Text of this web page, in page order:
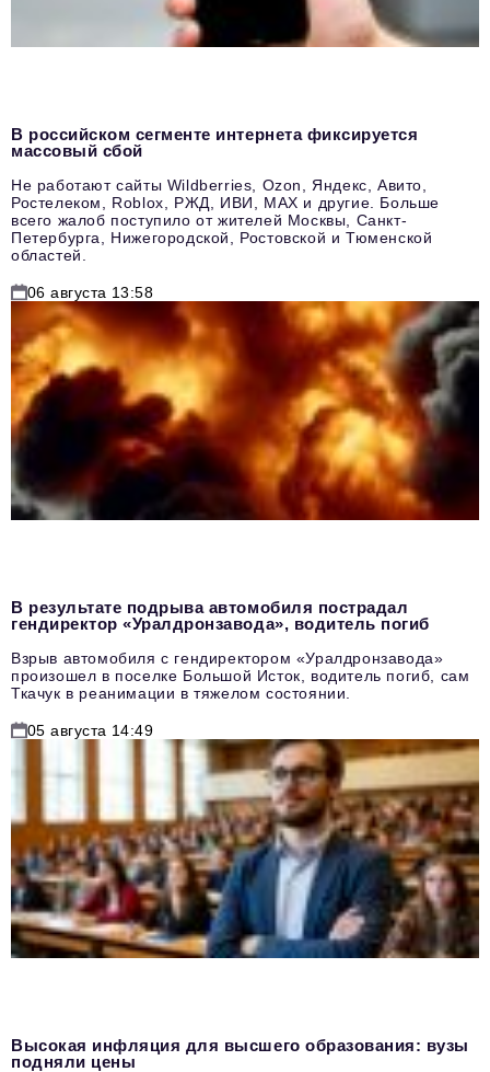
В российском сегменте интернета фиксируется
массовый сбой
Не работают сайты Wildberries, Ozon, Яндекс, Авито,
Ростелеком, Roblox, РЖД, ИВИ, MAX и другие. Больше
всего жалоб поступило от жителей Москвы, Санкт-
Петербурга, Нижегородской, Ростовской и Тюменской
областей.
06 августа 13:58
В результате подрыва автомобиля пострадал
гендиректор «Уралдронзавода», водитель погиб
Взрыв автомобиля с гендиректором «Уралдронзавода»
произошел в поселке Большой Исток, водитель погиб, сам
Ткачук в реанимации в тяжелом состоянии.
05 августа 14:49
Высокая инфляция для высшего образования: вузы
подняли цены